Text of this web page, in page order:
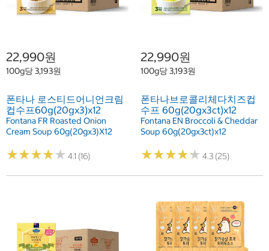
22,990원
100g당 3,193원
폰타나 로스티드어니언크림
컵수프60g(20gx3)x12
Fontana FR Roasted Onion
Cream Soup 60g(20gx3)X12
★★★★★
★★★★★ 4.1 (16)
22,990원
100g당 3,193원
폰타나브로콜리체다치즈컵
수프 60g(20gx3ct)x12
Fontana EN Broccoli & Cheddar
Soup 60g(20gx3ct)x12
★★★★★
★★★★★ 4.3 (25)